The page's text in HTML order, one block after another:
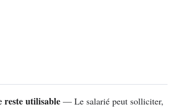
reste utilisable — Le salarié peut solliciter,